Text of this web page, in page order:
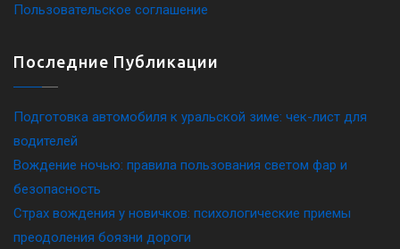
Пользовательское соглашение
Последние Публикации
Подготовка автомобиля к уральской зиме: чек-лист для
водителей
Вождение ночью: правила пользования светом фар и
безопасность
Страх вождения у новичков: психологические приемы
преодоления боязни дороги